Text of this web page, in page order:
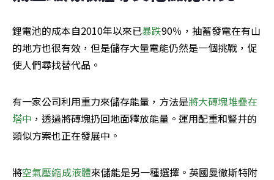
鋰電池的成本自2010年以來已暴跌90％，抽蓄發電在有山
的地方也很有效，但是儲存大量電能仍然是一個挑戰，促
使人們尋找替代品。
有一家公司利用重力來儲存能量，方法是將大磚塊堆疊在
塔中 ，透過將磚塊扔回地面釋放能量。運用配重和豎井的
類似方案也正在發展中。
將空氣壓縮成液體來儲能是另一種選擇。英國曼徹斯特附